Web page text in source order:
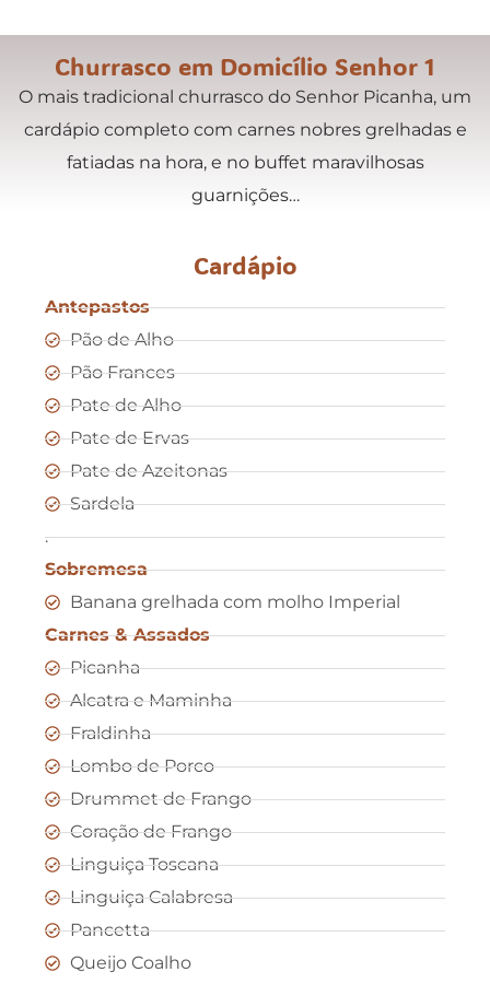
Churrasco em Domicílio Senhor 1
O mais tradicional churrasco do Senhor Picanha, um
cardápio completo com carnes nobres grelhadas e
fatiadas na hora, e no buffet maravilhosas
guarnições…
Cardápio
Antepastos
Pão de Alho
Pão Frances
Pate de Alho
Pate de Ervas
Pate de Azeitonas
Sardela
.
Sobremesa
Banana grelhada com molho Imperial
Carnes & Assados
Picanha
Alcatra e Maminha
Fraldinha
Lombo de Porco
Drummet de Frango
Coração de Frango
Linguiça Toscana
Linguiça Calabresa
Pancetta
Queijo Coalho